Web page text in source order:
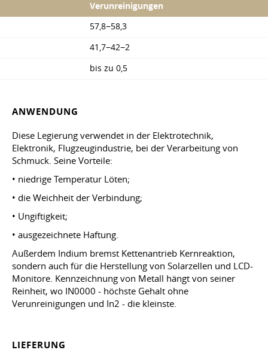
Verunreinigungen
57,8−58,3
41,7−42−2
bis zu 0,5
ANWENDUNG
Diese Legierung verwendet in der Elektrotechnik,
Elektronik, Flugzeugindustrie, bei der Verarbeitung von
Schmuck. Seine Vorteile:
• niedrige Temperatur Löten;
• die Weichheit der Verbindung;
• Ungiftigkeit;
• ausgezeichnete Haftung.
Außerdem Indium bremst Kettenantrieb Kernreaktion,
sondern auch für die Herstellung von Solarzellen und LCD-
Monitore. Kennzeichnung von Metall hängt von seiner
Reinheit, wo IN0000 - höchste Gehalt ohne
Verunreinigungen und In2 - die kleinste.
LIEFERUNG